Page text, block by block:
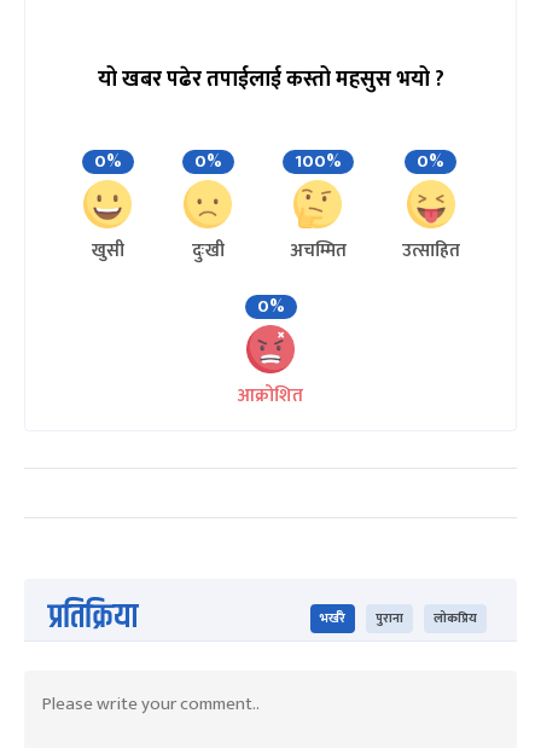
यो खबर पढेर तपाईलाई कस्तो महसुस भयो ?
0%
खुसी
0%
दुःखी
100%
अचम्मित
0%
उत्साहित
0%
आक्रोशित
प्रतिक्रिया भर्खरै पुराना लोकप्रिय